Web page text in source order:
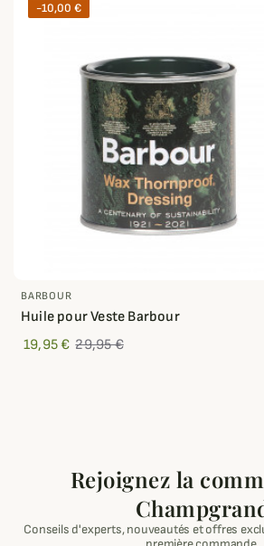
-10,00 €
BARBOUR
Huile pour Veste Barbour
19,95 € 29,95 €
Rejoignez la
Conseils d'experts, nouveautés et offres